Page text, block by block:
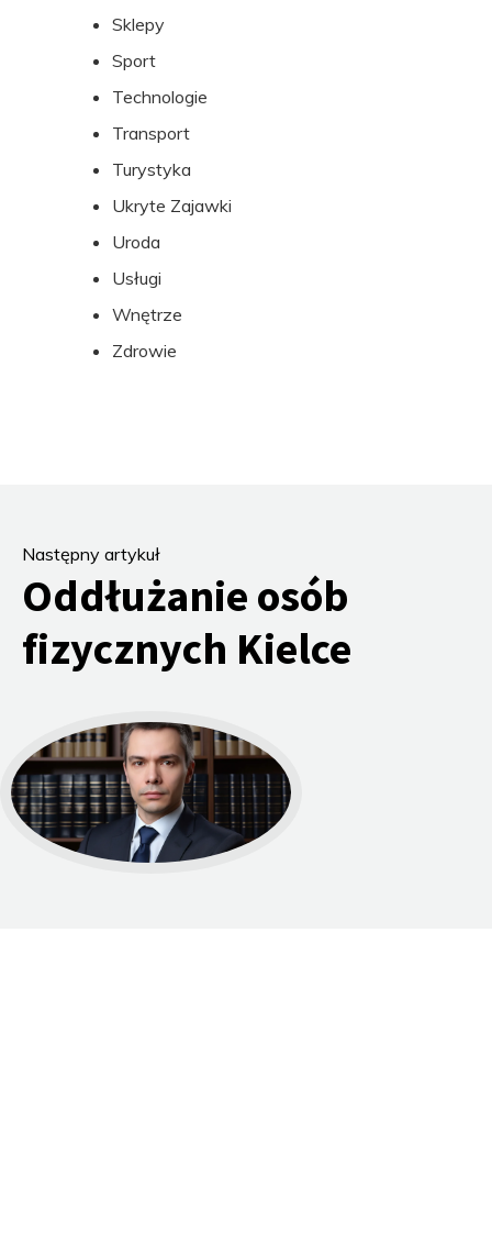
Sklepy
Sport
Technologie
Transport
Turystyka
Ukryte Zajawki
Uroda
Usługi
Wnętrze
Zdrowie
Następny artykuł
Oddłużanie osób
fizycznych Kielce